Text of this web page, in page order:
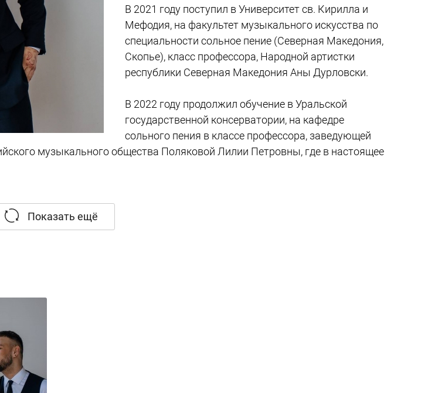
В 2021 году поступил в Университет св. Кирилла и
Мефодия, на факультет музыкального искусства по
специальности сольное пение (Северная Македония,
Скопье), класс профессора, Народной артистки
республики Северная Македония Аны Дурловски.
В 2022 году продолжил обучение в Уральской
государственной консерватории, на кафедре
сольного пения в классе профессора, заведующей
музыкального общества Поляковой Лилии Петровны, где в настоящее
«Волшебные звуки Праги» (2021; I премия)
«Белорусская романсиада» (Минск, 2019; I премия)
Сваба, Натальи Заварзиной.
Российской академии музыки им. Гнесиных по специальности
Мариинского театра, Большой итальянский просвет государственного
Баскет-холл.
Показать ещё